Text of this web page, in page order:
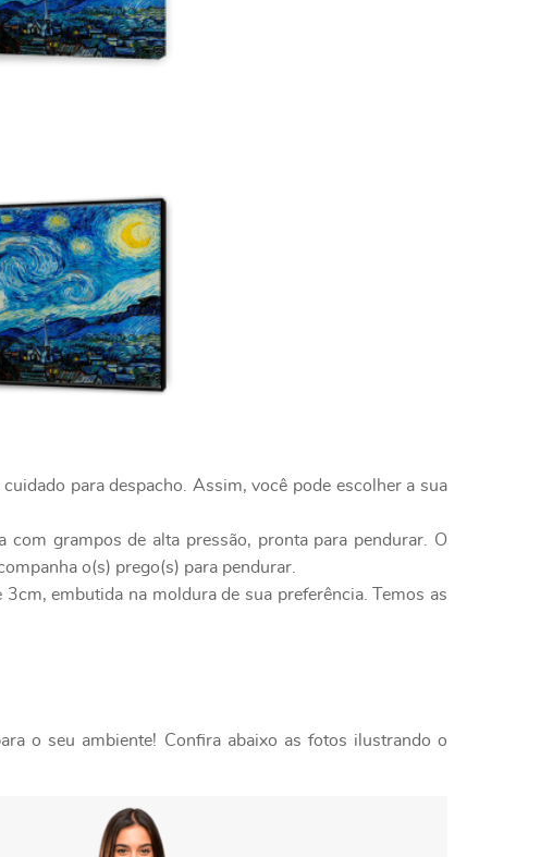
para despacho. Assim, você pode escolher a sua
grampos de alta pressão, pronta para pendurar. O
o(s) prego(s) para pendurar.
embutida na moldura de sua preferência. Temos as
o seu ambiente! Confira abaixo as fotos ilustrando o